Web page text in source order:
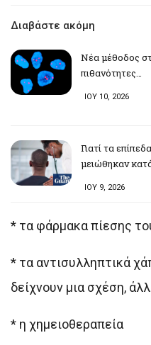
Διαβάστε ακόμη
Νέα μέθοδος
πιθανότητες…
ΙΟΥ 10, 2026
Γιατί τα
μειώθηκαν
ΙΟΥ 9, 2026
* τα φάρμακα πίεσης
* τα αντισυλληπτικά
δείχνουν μια σχέση,
* η χημειοθεραπεία